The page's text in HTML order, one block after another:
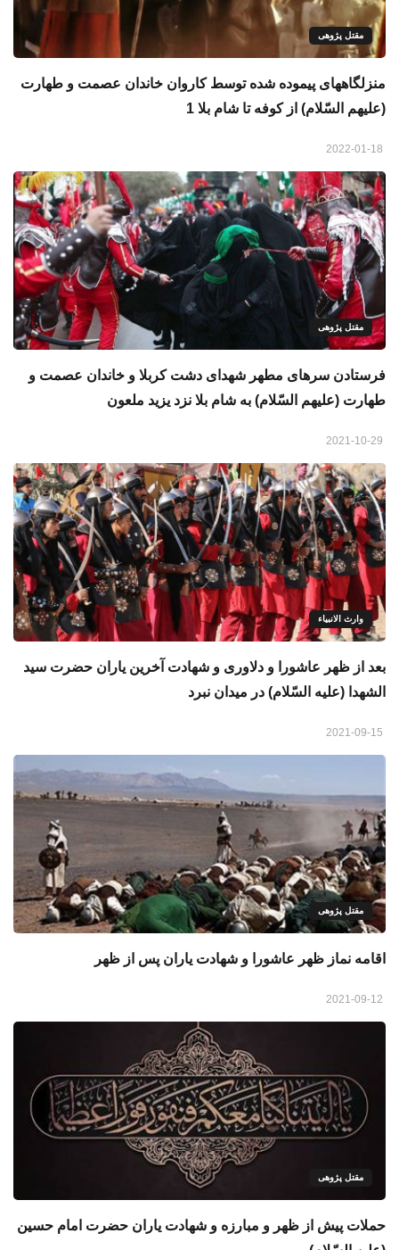
مقتل پژوهی
منزلگاههای پیموده شده توسط کاروان خاندان عصمت و طهارت
(علیهم السّلام) از کوفه تا شام بلا 1
مقتل پژوهی
فرستادن سرهای مطهر شهدای دشت کربلا و خاندان عصمت و
طهارت (علیهم السّلام) به شام بلا نزد یزید ملعون
وارث الانبياء
بعد از ظهر عاشورا و دلاوری و شهادت آخرین یاران حضرت سید
الشهدا (علیه السّلام) در میدان نبرد
مقتل پژوهی
اقامه نماز ظهر عاشورا و شهادت یاران پس از ظهر
مقتل پژوهی
حملات پیش از ظهر و مبارزه و شهادت یاران حضرت امام حسین